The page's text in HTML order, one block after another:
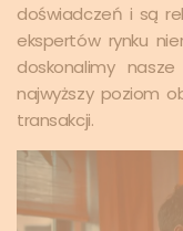
doświadczeń i są
ekspertów rynku
doskonalimy
najwyższy poziom
transakcji.